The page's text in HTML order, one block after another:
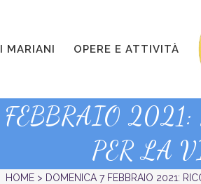
MARIANI OPERE E ATTIVITÀ
PER LA
HOME > DOMENICA 7 FEBBRAIO 2021: